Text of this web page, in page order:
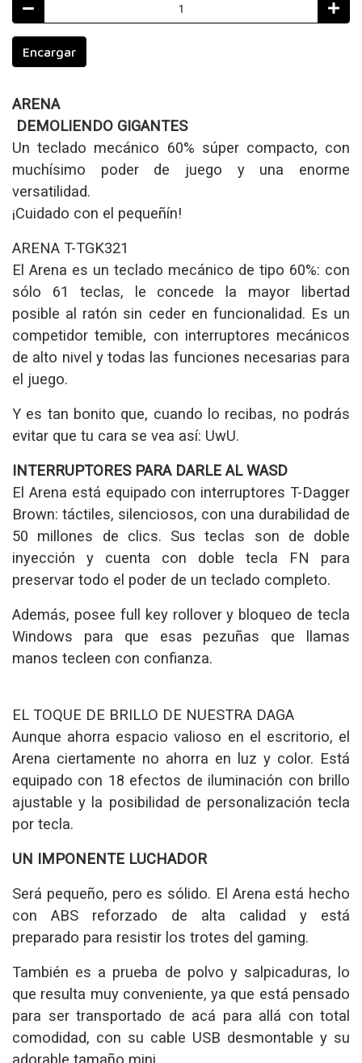
Encargar
ARENA
DEMOLIENDO GIGANTES
Un teclado mecánico 60% súper compacto, con
muchísimo poder de juego y una enorme
versatilidad.
¡Cuidado con el pequeñín!
ARENA T-TGK321
El Arena es un teclado mecánico de tipo 60%: con
sólo 61 teclas, le concede la mayor libertad
posible al ratón sin ceder en funcionalidad. Es un
competidor temible, con interruptores mecánicos
de alto nivel y todas las funciones necesarias para
el juego.
Y es tan bonito que, cuando lo recibas, no podrás
evitar que tu cara se vea así: UwU.
INTERRUPTORES PARA DARLE AL WASD
El Arena está equipado con interruptores T-Dagger
Brown: táctiles, silenciosos, con una durabilidad de
50 millones de clics. Sus teclas son de doble
inyección y cuenta con doble tecla FN para
preservar todo el poder de un teclado completo.
Además, posee full key rollover y bloqueo de tecla
Windows para que esas pezuñas que llamas
manos tecleen con confianza.
EL TOQUE DE BRILLO DE NUESTRA DAGA
Aunque ahorra espacio valioso en el escritorio, el
Arena ciertamente no ahorra en luz y color. Está
equipado con 18 efectos de iluminación con brillo
ajustable y la posibilidad de personalización tecla
por tecla.
UN IMPONENTE LUCHADOR
Será pequeño, pero es sólido. El Arena está hecho
con ABS reforzado de alta calidad y está
preparado para resistir los trotes del gaming.
También es a prueba de polvo y salpicaduras, lo
que resulta muy conveniente, ya que está pensado
para ser transportado de acá para allá con total
comodidad, con su cable USB desmontable y su
adorable tamaño mini